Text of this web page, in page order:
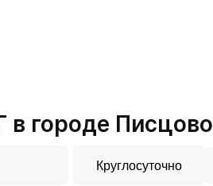
городе Писцово
Круглосуточно